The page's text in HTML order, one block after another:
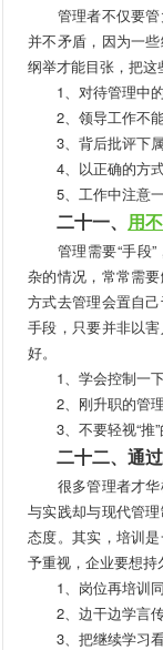
管理者不仅要管
并不矛盾，因为一
纲举才能目张，把这
1、对待管理中的
2、领导工作不能
3、背后批评下属
4、以正确的方式
5、工作中注意一
二十一、 用
管理需要“手段”
杂的情况，常常需
方式去管理会置自
手段，只要并非以
好。
1、学会控制一
2、刚升职的管理
3、不要轻视“推”
二十二、通
很多管理者才华
与实践却与现代管
态度。其实，培训
予重视，企业要想持
1、岗位再培训
2、边干边学言
3、把继续学习